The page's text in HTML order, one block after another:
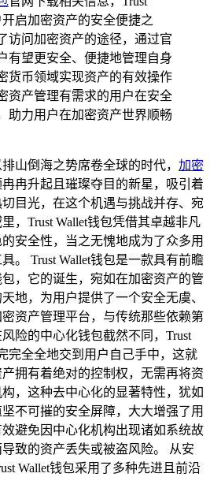
启加密资产的安全便捷之
访问加密资产的途径，通过官
有望更安全、便捷地管理自身
货币领域实现资产的有效操作
资产管理有需求的用户在安全
助力用户在加密资产世界顺畅
山倒海之势席卷全球的时代， 加密
冉升起且璀璨夺目的新星，吸引着
目光，在这个机遇与挑战并存、宛
，Trust Wallet钱包凭借其卓越非凡
安全性，当之无愧地成为了众多用
。 Trust Wallet钱包是一款具有前瞻
，它的诞生，宛如在加密资产的管
地，为用户提供了一个安全无虞、
资产管理平台，与传统那些依赖第
险的中心化钱包截然不同，Trust
完全全地交到用户自己手中，这就
拥有着绝对的控制权，无需再将资
，这种去中心化的显著特性，犹如
不可摧的安全屏障，大大增强了用
避免因中心化机构出现诸如系统故
致的资产丢失或被盗风险。 从安
Wallet钱包采用了多种先进且前沿